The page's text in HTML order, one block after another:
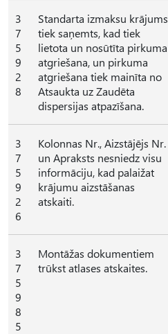
3
7
5
9
2
8
Standarta izmaksu krājums
tiek saņemts, kad tiek
lietota un nosūtīta pirkuma
atgriešana, un pirkuma
atgriešana tiek mainīta no
Atsaukta uz Zaudēta
dispersijas atpazīšana.
3
7
5
9
2
6
Kolonnas Nr., Aizstājējs Nr.
un Apraksts nesniedz visu
informāciju, kad palaižat
krājumu aizstāšanas
atskaiti.
3
7
5
9
8
5
Montāžas dokumentiem
trūkst atlases atskaites.